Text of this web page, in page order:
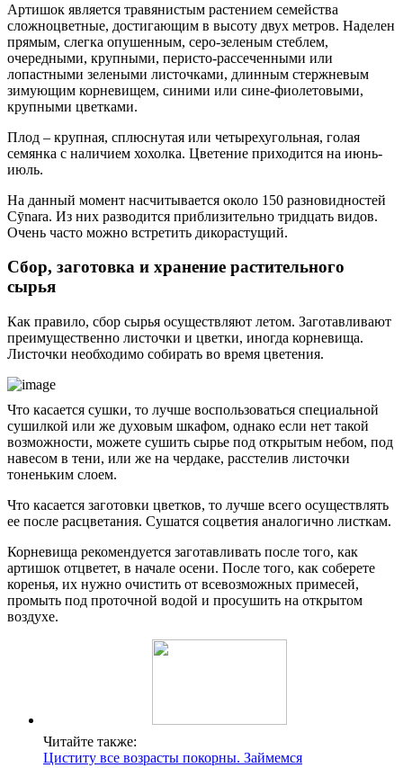
Артишок является травянистым растением семейства
сложноцветные, достигающим в высоту двух метров. Наделен
прямым, слегка опушенным, серо-зеленым стеблем,
очередными, крупными, перисто-рассеченными или
лопастными зелеными листочками, длинным стержневым
зимующим корневищем, синими или сине-фиолетовыми,
крупными цветками.
Плод – крупная, сплюснутая или четырехугольная, голая
семянка с наличием хохолка. Цветение приходится на июнь-
июль.
На данный момент насчитывается около 150 разновидностей
Cȳnara. Из них разводится приблизительно тридцать видов.
Очень часто можно встретить дикорастущий.
Сбор, заготовка и хранение растительного
сырья
Как правило, сбор сырья осуществляют летом. Заготавливают
преимущественно листочки и цветки, иногда корневища.
Листочки необходимо собирать во время цветения.
Что касается сушки, то лучше воспользоваться специальной
сушилкой или же духовым шкафом, однако если нет такой
возможности, можете сушить сырье под открытым небом, под
навесом в тени, или же на чердаке, расстелив листочки
тоненьким слоем.
Что касается заготовки цветков, то лучше всего осуществлять
ее после расцветания. Сушатся соцветия аналогично листкам.
Корневища рекомендуется заготавливать после того, как
артишок отцветет, в начале осени. После того, как соберете
коренья, их нужно очистить от всевозможных примесей,
промыть под проточной водой и просушить на открытом
воздухе.
Читайте также:
Циститу все возрасты покорны. Займемся